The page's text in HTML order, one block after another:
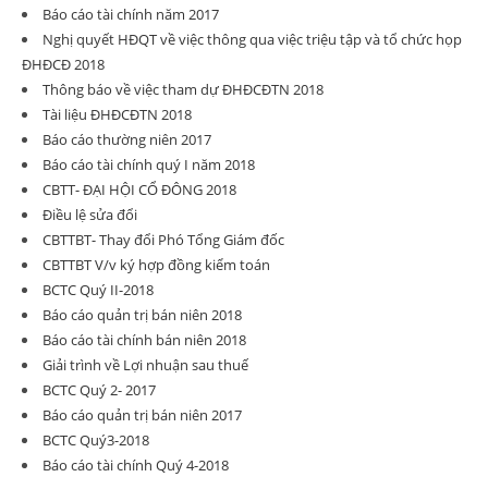
Báo cáo tài chính năm 2017
Nghị quyết HĐQT về việc thông qua việc triệu tập và tổ chức họp
ĐHĐCĐ 2018
Thông báo về việc tham dự ĐHĐCĐTN 2018
Tài liệu ĐHĐCĐTN 2018
Báo cáo thường niên 2017
Báo cáo tài chính quý I năm 2018
CBTT- ĐẠI HỘI CỔ ĐÔNG 2018
Điều lệ sửa đổi
CBTTBT- Thay đổi Phó Tổng Giám đốc
CBTTBT V/v ký hợp đồng kiểm toán
BCTC Quý II-2018
Báo cáo quản trị bán niên 2018
Báo cáo tài chính bán niên 2018
Giải trình về Lợi nhuận sau thuế
BCTC Quý 2- 2017
Báo cáo quản trị bán niên 2017
BCTC Quý3-2018
Báo cáo tài chính Quý 4-2018